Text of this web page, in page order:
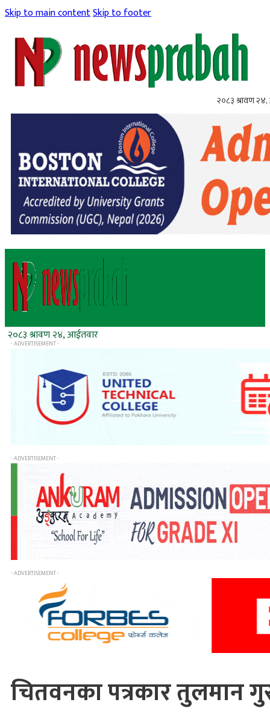
Skip to main contentSkip to footer
२०८३ श्रावण
२०८३ श्रावण २४, आईतवार
- ADVERTISEMENT -
- ADVERTISEMENT -
- ADVERTISEMENT -
चितवनका पत्रकार तुलमान